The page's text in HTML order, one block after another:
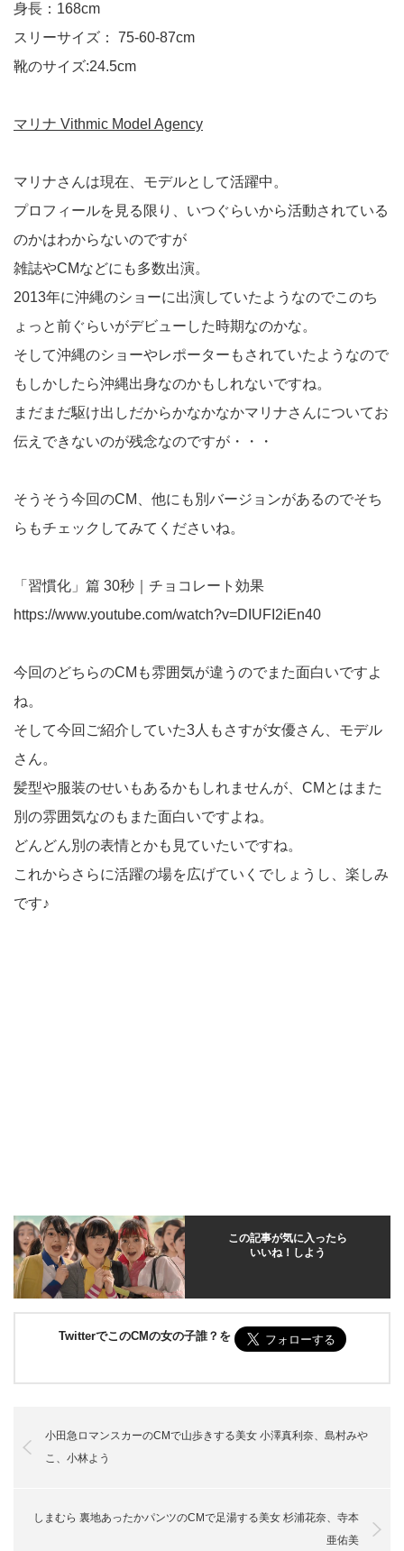
身長：168cm
スリーサイズ： 75-60-87cm
靴のサイズ:24.5cm
マリナ Vithmic Model Agency
マリナさんは現在、モデルとして活躍中。
プロフィールを見る限り、いつぐらいから活動されている
のかはわからないのですが
雑誌やCMなどにも多数出演。
2013年に沖縄のショーに出演していたようなのでこのち
ょっと前ぐらいがデビューした時期なのかな。
そして沖縄のショーやレポーターもされていたようなので
もしかしたら沖縄出身なのかもしれないですね。
まだまだ駆け出しだからかなかなかマリナさんについてお
伝えできないのが残念なのですが・・・
そうそう今回のCM、他にも別バージョンがあるのでそち
らもチェックしてみてくださいね。
「習慣化」篇 30秒｜チョコレート効果
https://www.youtube.com/watch?v=DIUFI2iEn40
今回のどちらのCMも雰囲気が違うのでまた面白いですよ
ね。
そして今回ご紹介していた3人もさすが女優さん、モデル
さん。
髪型や服装のせいもあるかもしれませんが、CMとはまた
別の雰囲気なのもまた面白いですよね。
どんどん別の表情とかも見ていたいですね。
これからさらに活躍の場を広げていくでしょうし、楽しみ
です♪
この記事が気に入ったら
いいね！しよう
TwitterでこのCMの女の子誰？を
小田急ロマンスカーのCMで山歩きする美女 小澤真利奈、島村みや
こ、小林よう
しまむら 裏地あったかパンツのCMで足湯する美女 杉浦花奈、寺本
亜佑美